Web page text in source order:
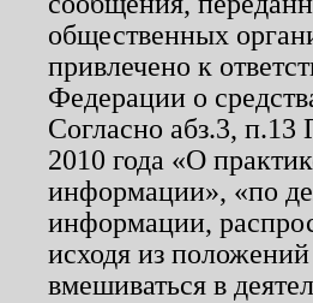
общественных
привлечено к
Федерации о
Согласно абз.3,
2010 года «О
информации», «по
информации,
исходя из
вмешиваться в